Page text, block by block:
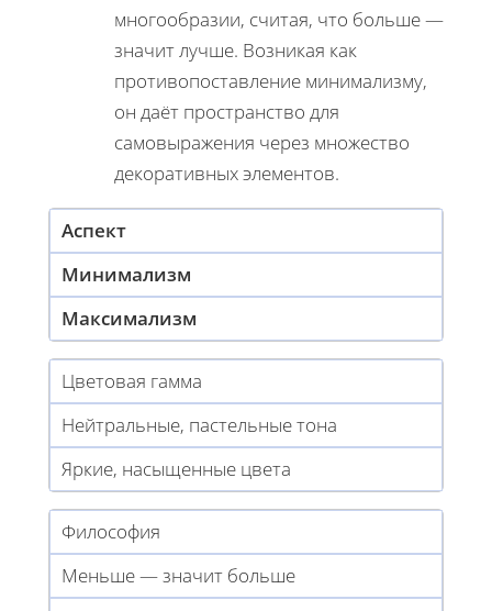
многообразии, считая, что больше —
значит лучше. Возникая как
противопоставление минимализму,
он даёт пространство для
самовыражения через множество
декоративных элементов.
Аспект
Минимализм
Максимализм
Цветовая гамма
Нейтральные, пастельные тона
Яркие, насыщенные цвета
Философия
Меньше — значит больше